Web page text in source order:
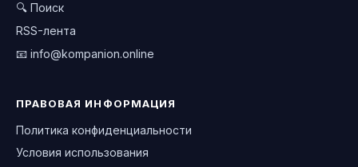
🔍 Поиск
RSS-лента
📧 info@kompanion.online
ПРАВОВАЯ ИНФОРМАЦИЯ
Политика конфиденциальности
Условия использования